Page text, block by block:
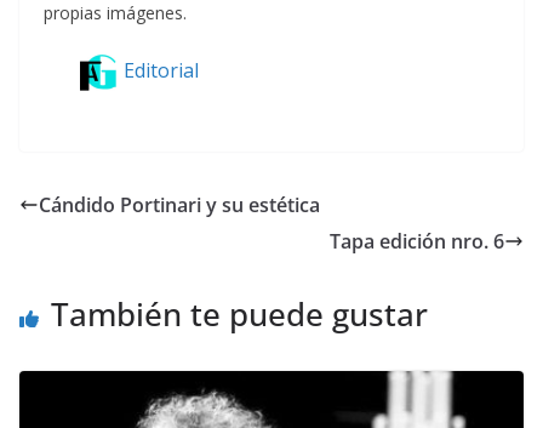
propias imágenes.
Editorial
Cándido Portinari y su estética
Tapa edición nro. 6
También te puede gustar